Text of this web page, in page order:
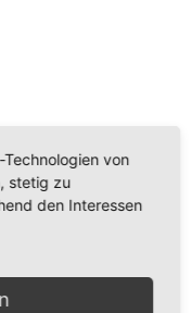
kann Daten
Sie die Details
des Service zu,
von
stetig zu
den Interessen